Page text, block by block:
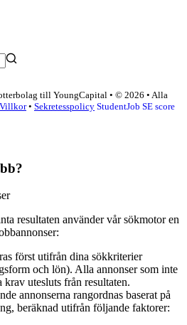
till YoungCapital • © 2026 • Alla
• Sekretesspolicy StudentJob SE score
resultaten använder vår sökmotor en
först utifrån dina sökkriterier
och lön). Alla annonser som inte
utesluts från resultaten.
annonserna rangordnas baserat på
beräknad utifrån följande faktorer: